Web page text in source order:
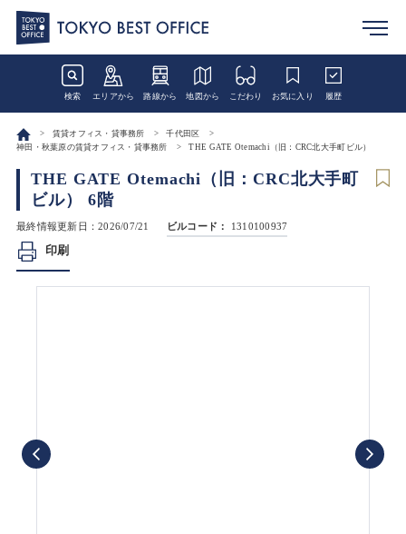
検索 エリアから 路線から 地図から こだわり お気に入り 履歴
賃貸オフィス・貸事務所
千代田区
神田・秋葉原の賃貸オフィス・貸事務所
THE GATE Otemachi（旧：CRC北大手町ビル）
THE GATE Otemachi（旧：CRC北大手町
ビル） 6階
最終情報更新日：2026/07/21 ビルコード： 1310100937
印刷